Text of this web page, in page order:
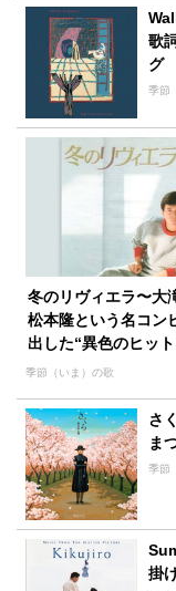
歌
グ
季節
冬のリヴィエラ〜大
松本隆という名コン
出した“異色のヒッ
グ”の誕生秘話
季節（いま）の歌
さ
ま
季節
掛